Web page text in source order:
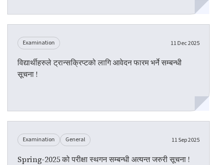
Examination 11 Dec 2025
विद्यार्थीहरुले ट्रान्सक्रिप्टको लागि आवेदन फारम भर्ने सम्बन्धी
सूचना !
Examination General 11 Sep 2025
Spring-2025 को परीक्षा स्थगन सम्बन्धी अत्यन्त जरुरी सूचना !